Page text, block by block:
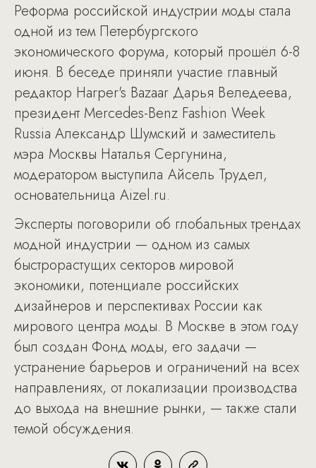
Реформа российской индустрии моды стала
одной из тем Петербургского
экономического форума, который прошёл 6-8
июня. В беседе приняли участие главный
редактор Harper's Bazaar Дарья Веледеева,
президент Mercedes-Benz Fashion Week
Russia Александр Шумский и заместитель
мэра Москвы Наталья Сергунина,
модератором выступила Айсель Трудел,
основательница Aizel.ru.
Эксперты поговорили об глобальных трендах
модной индустрии — одном из самых
быстрорастущих секторов мировой
экономики, потенциале российских
дизайнеров и перспективах России как
мирового центра моды. В Москве в этом году
был создан Фонд моды, его задачи —
устранение барьеров и ограничений на всех
направлениях, от локализации производства
до выхода на внешние рынки, — также стали
темой обсуждения.